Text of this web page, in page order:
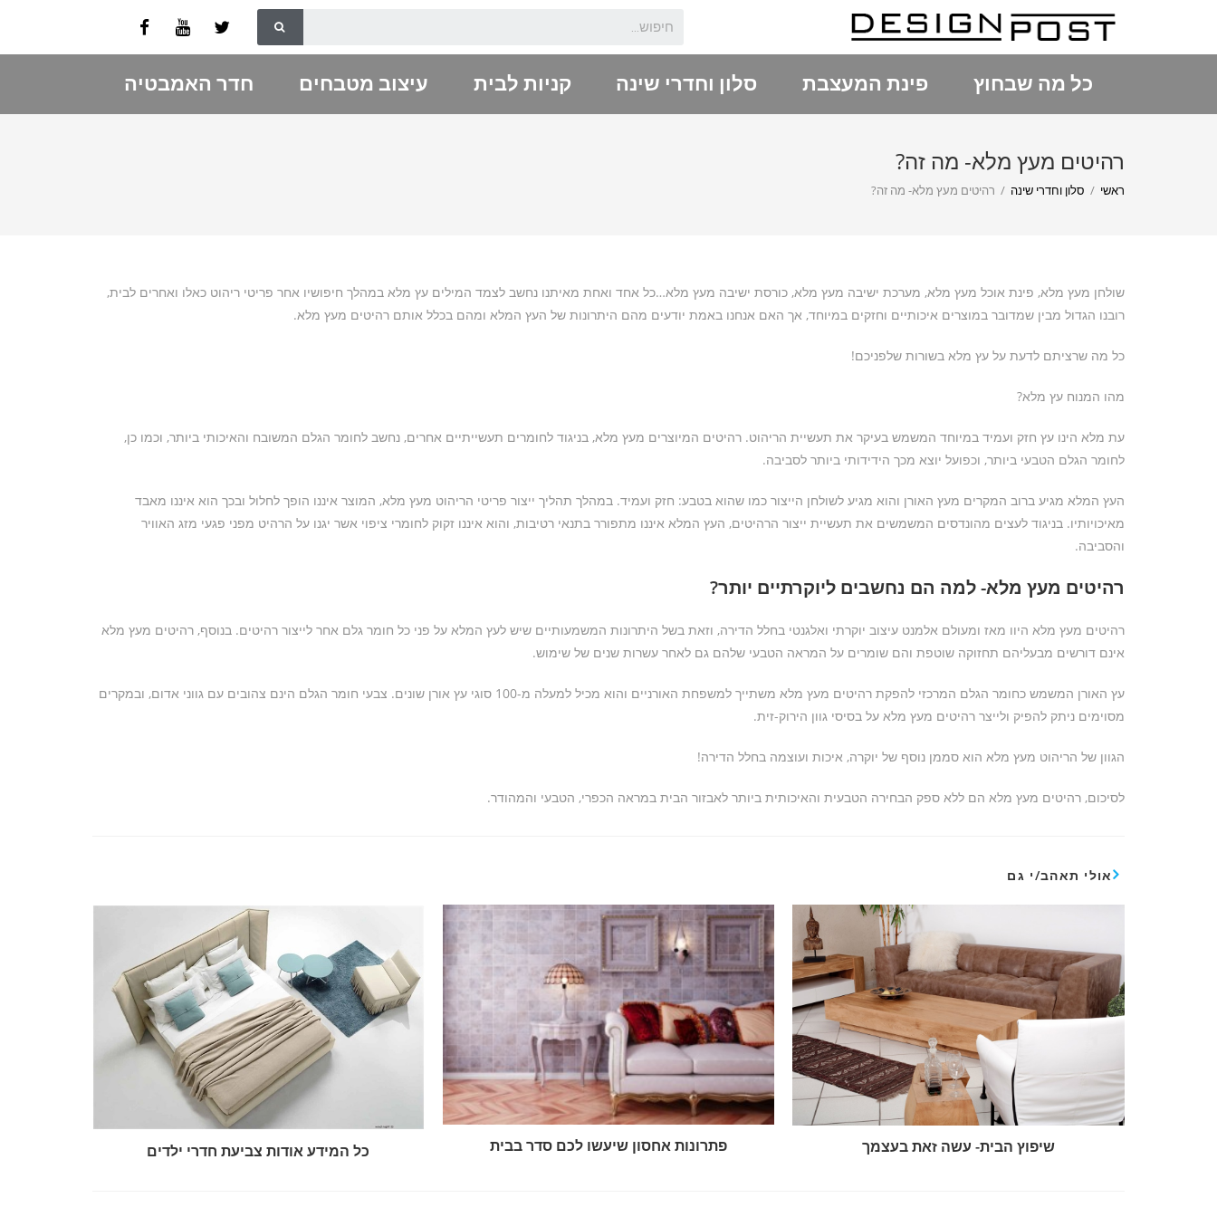
כל מה שבחוץ פינת המעצבת סלון וחדרי שינה קניות לבית עיצוב מטבחים חדר האמבטיה
רהיטים מעץ מלא- מה זה?
ראשי / סלון וחדרי שינה / רהיטים מעץ מלא- מה זה?
שולחן מעץ מלא, פינת אוכל מעץ מלא, מערכת ישיבה מעץ מלא, כורסת ישיבה מעץ מלא…כל אחד ואחת מאיתנו נחשב לצמד המילים עץ מלא במהלך חיפושיו אחר פריטי ריהוט כאלו ואחרים לבית,
רובנו הגדול מבין שמדובר במוצרים איכותיים וחזקים במיוחד, אך האם אנחנו באמת יודעים מהם היתרונות של העץ המלא ומהם בכלל אותם רהיטים מעץ מלא.
כל מה שרציתם לדעת על עץ מלא בשורות שלפניכם!
מהו המנוח עץ מלא?
עת מלא הינו עץ חזק ועמיד במיוחד המשמש בעיקר את תעשיית הריהוט. רהיטים המיוצרים מעץ מלא, בניגוד לחומרים תעשייתיים אחרים, נחשב לחומר הגלם המשובח והאיכותי ביותר, וכמו כן,
לחומר הגלם הטבעי ביותר, וכפועל יוצא מכך הידידותי ביותר לסביבה.
העץ המלא מגיע ברוב המקרים מעץ האורן והוא מגיע לשולחן הייצור כמו שהוא בטבע: חזק ועמיד. במהלך תהליך ייצור פריטי הריהוט מעץ מלא, המוצר איננו הופך לחלול ובכך הוא איננו מאבד
מאיכויותיו. בניגוד לעצים מהונדסים המשמשים את תעשיית ייצור הרהיטים, העץ המלא איננו מתפורר בתנאי רטיבות, והוא איננו זקוק לחומרי ציפוי אשר יגנו על הרהיט מפני פגעי מזג האוויר
והסביבה.
רהיטים מעץ מלא- למה הם נחשבים ליוקרתיים יותר?
רהיטים מעץ מלא היוו מאז ומעולם אלמנט עיצוב יוקרתי ואלגנטי בחלל הדירה, וזאת בשל היתרונות המשמעותיים שיש לעץ המלא על פני כל חומר גלם אחר לייצור רהיטים. בנוסף, רהיטים מעץ מלא
אינם דורשים מבעליהם תחזוקה שוטפת והם שומרים על המראה הטבעי שלהם גם לאחר עשרות שנים של שימוש.
עץ האורן המשמש כחומר הגלם המרכזי להפקת רהיטים מעץ מלא משתייך למשפחת האורניים והוא מכיל למעלה מ-100 סוגי עץ אורן שונים. צבעי חומר הגלם הינם צהובים עם גווני אדום, ובמקרים
מסוימים ניתק להפיק ולייצר רהיטים מעץ מלא על בסיסי גוון הירוק-זית.
הגוון של הריהוט מעץ מלא הוא סממן נוסף של יוקרה, איכות ועוצמה בחלל הדירה!
לסיכום, רהיטים מעץ מלא הם ללא ספק הבחירה הטבעית והאיכותית ביותר לאבזור הבית במראה הכפרי, הטבעי והמהודר.
אולי תאהב/י גם
כל המידע אודות צביעת חדרי ילדים פתרונות אחסון שיעשו לכם סדר בבית שיפוץ הבית- עשה זאת בעצמך